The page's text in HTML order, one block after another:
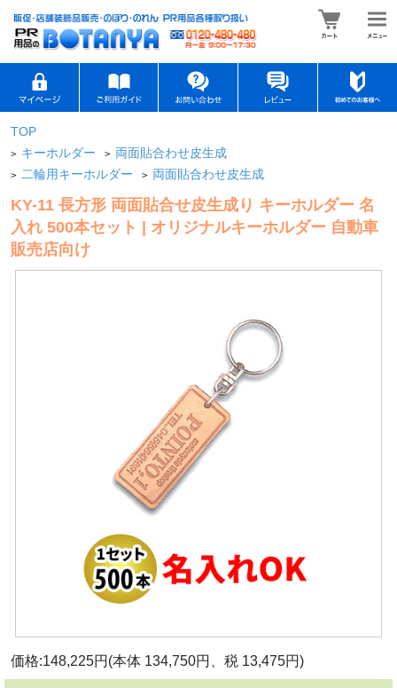
TOP
> キーホルダー > 両面貼合わせ皮生成
> 二輪用キーホルダー > 両面貼合わせ皮生成
KY-11 長方形 両面貼合せ皮生成り キーホルダー 名
入れ 500本セット | オリジナルキーホルダー 自動車
販売店向け
価格:148,225円(本体 134,750円、税 13,475円)